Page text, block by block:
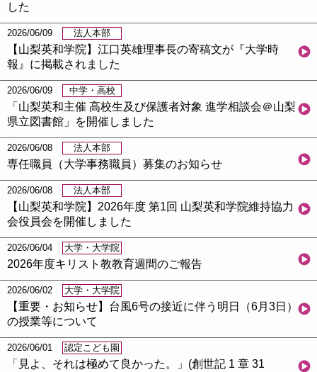
した
2026/06/09 法人本部
【山梨英和学院】江口英雄理事長の寄稿文が『大学時
報』に掲載されました
2026/06/09 中学・高校
「山梨英和主催 高校生及び保護者対象 進学相談会＠山梨
県立図書館」を開催しました
2026/06/08 法人本部
専任職員（大学事務職員）募集のお知らせ
2026/06/08 法人本部
【山梨英和学院】2026年度 第1回 山梨英和学院維持協力
会役員会を開催しました
2026/06/04 大学・大学院
2026年度キリスト教教育週間のご報告
2026/06/02 大学・大学院
【重要・お知らせ】台風6号の接近に伴う明日（6月3日）
の授業等について
2026/06/01 認定こども園
「⾒よ、それは極めて良かった。」(創世記 1 章 31